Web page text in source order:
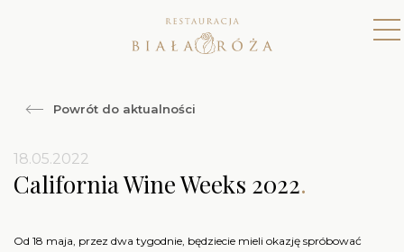
Powrót do aktualności
18.05.2022
California Wine Weeks 2022.
Od 18 maja, przez dwa tygodnie, będziecie mieli okazję spróbować